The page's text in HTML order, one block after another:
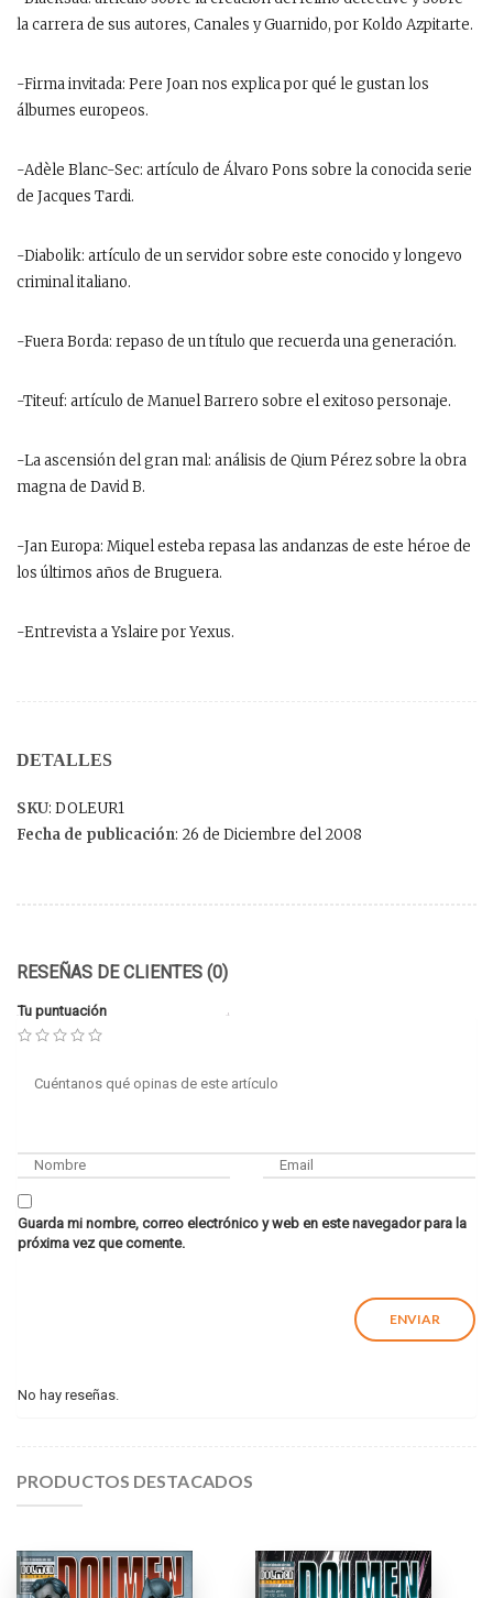
la carrera de sus autores, Canales y Guarnido, por Koldo Azpitarte.
-Firma invitada: Pere Joan nos explica por qué le gustan los
álbumes europeos.
-Adèle Blanc-Sec: artículo de Álvaro Pons sobre la conocida serie
de Jacques Tardi.
-Diabolik: artículo de un servidor sobre este conocido y longevo
criminal italiano.
-Fuera Borda: repaso de un título que recuerda una generación.
-Titeuf: artículo de Manuel Barrero sobre el exitoso personaje.
-La ascensión del gran mal: análisis de Qium Pérez sobre la obra
magna de David B.
-Jan Europa: Miquel esteba repasa las andanzas de este héroe de
los últimos años de Bruguera.
-Entrevista a Yslaire por Yexus.
DETALLES
SKU: DOLEUR1
Fecha de publicación: 26 de Diciembre del 2008
RESEÑAS DE CLIENTES (0)
Tu puntuación
Guarda mi nombre, correo electrónico y web en este navegador para la
próxima vez que comente.
No hay reseñas.
PRODUCTOS DESTACADOS